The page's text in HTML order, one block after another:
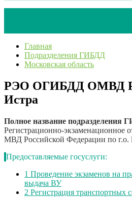
Главная
Подразделения ГИБДД
Московская область
РЭО ОГИБДД ОМВД
Истра
Полное название подразделения
Регистрационно-экзаменационное
МВД Российской Федерации по г.о.
Предоставляемые госуслуги:
1 Проведение экзаменов на
выдача ВУ
2 Регистрация транспортных